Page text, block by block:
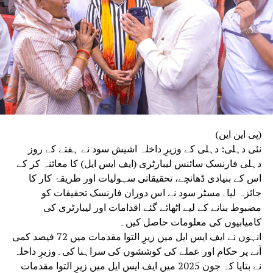
کردہ حکم کی نافرمانی، غیر قانونی اجتماع اور مشترکہ نیت
شامل ہیں۔ذرائع کے مطابق AI امپیکٹ سمٹ کے دوران احتجاج
کے سلسلے میں سات IYC کارکن بھی پولیس کی نگرانی
میں ہیں۔ ایک سینئر پولیس افسر نے بتایا کہ کیس
میں گرفتار ملزمان کی شناخت بہار سے یوتھ
کانگریس کے نیشنل سکریٹری کرشنا ہری، آئی وائی
سی کے بہار سکریٹری کندن یادو، اتر پردیش یونٹ
کے صدر اجے کمار اور تلنگانہ سے نرسمہا یادو کے
طور پر کی گئی ہے۔
افسر نے بتایا کہ دہلی پولیس انڈین یوتھ کانگریس کے صدر ادے
بھانو چِب سے بھی پوچھ گچھ کر رہی ہے۔ پارلیمنٹ اسٹریٹ
پولیس اسٹیشن میں پوچھ گچھ کی جارہی ہے۔ انہوں نے مزید
کہا کہ دیگر مظاہرین کی گرفتاری کے لیے تلاش جاری ہے۔
ایڈیشنل کمشنر آف پولیس (نئی دہلی) دیویش مہالا نے کہا،
“انڈین یوتھ کانگریس نے ایک احتجاجی مظاہرہ کیا، جس میں
تقریباً 15 لوگ شامل تھے۔ ہال نمبر 5 کے لابی ایریا کے اندر،
انہوں نے اپنی چھپی ہوئی ٹی شرٹیں اتار دیں، جو انہوں نے اپنی
شرٹس کے نیچے پہنی ہوئی تھیں۔” انہوں نے مزید کہا کہ
(پی این این)
نئی دہلی: دہلی کے وزیرِ داخلہ اشیش سود نے ہفتے کے روز
دہلی فارنسک سائنس لیبارٹری (ایف ایس ایل) کا معائنہ کر کے
اس کے بنیادی ڈھانچے، تحقیقاتی سہولیات اور طریقۂ کار کا
جائزہ لیا۔مسٹر سود نے اس دوران فارنسک تحقیقات کو
مضبوط بنانے کے لیے اٹھائے گئے اقدامات اور لیبارٹری کی
کامیابیوں کی معلومات حاصل کیں۔
انہوں نے ایف ایس ایل میں زیرِ التوا مقدمات میں 72 فیصد کمی
آنے پر حکام اور عملے کی کوششوں کی سراہنا کی۔وزیرِ داخلہ
نے بتایا کہ جون 2025 میں ایف ایس ایل میں زیرِ التوا مقدمات